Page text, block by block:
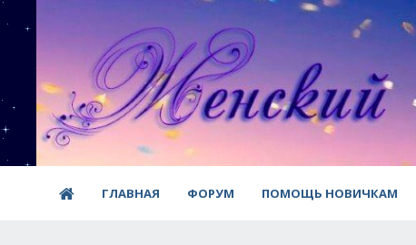
ГЛАВНАЯ ФОРУМ ПОМОЩЬ НОВИЧКАМ